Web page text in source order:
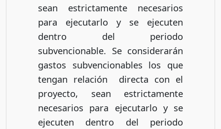
sean estrictamente necesarios
para ejecutarlo y se ejecuten
dentro del periodo
subvencionable. Se considerarán
gastos subvencionables los que
tengan relación directa con el
proyecto, sean estrictamente
necesarios para ejecutarlo y se
ejecuten dentro del periodo